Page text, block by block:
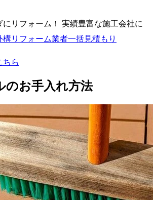
リフォーム！ 実績豊富な施工会社に
構リフォーム業者一括見積もり
ちら
のお手入れ方法